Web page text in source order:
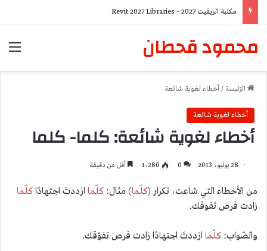
مكتبة الريفيت 2027 – Revit 2027 Libraries
محمود قحطان
الرّئيسة / أخطاء لغوية شائعة
أخطاء لغوية شائعة
أخطاء لغوية شائعة: كلما- كلما
28 يونيو، 2013 0 1٬280 أقل من دقيقة
من الأخطاء التي شاعت، تكرار (كلّما) مثال: كلّما ازددتَ اجتهادًا كلّما
زادت فرص تفوقك.
والصّواب: كلّما ازددتَ اجتهادًا زادت فرص تفوّقك.